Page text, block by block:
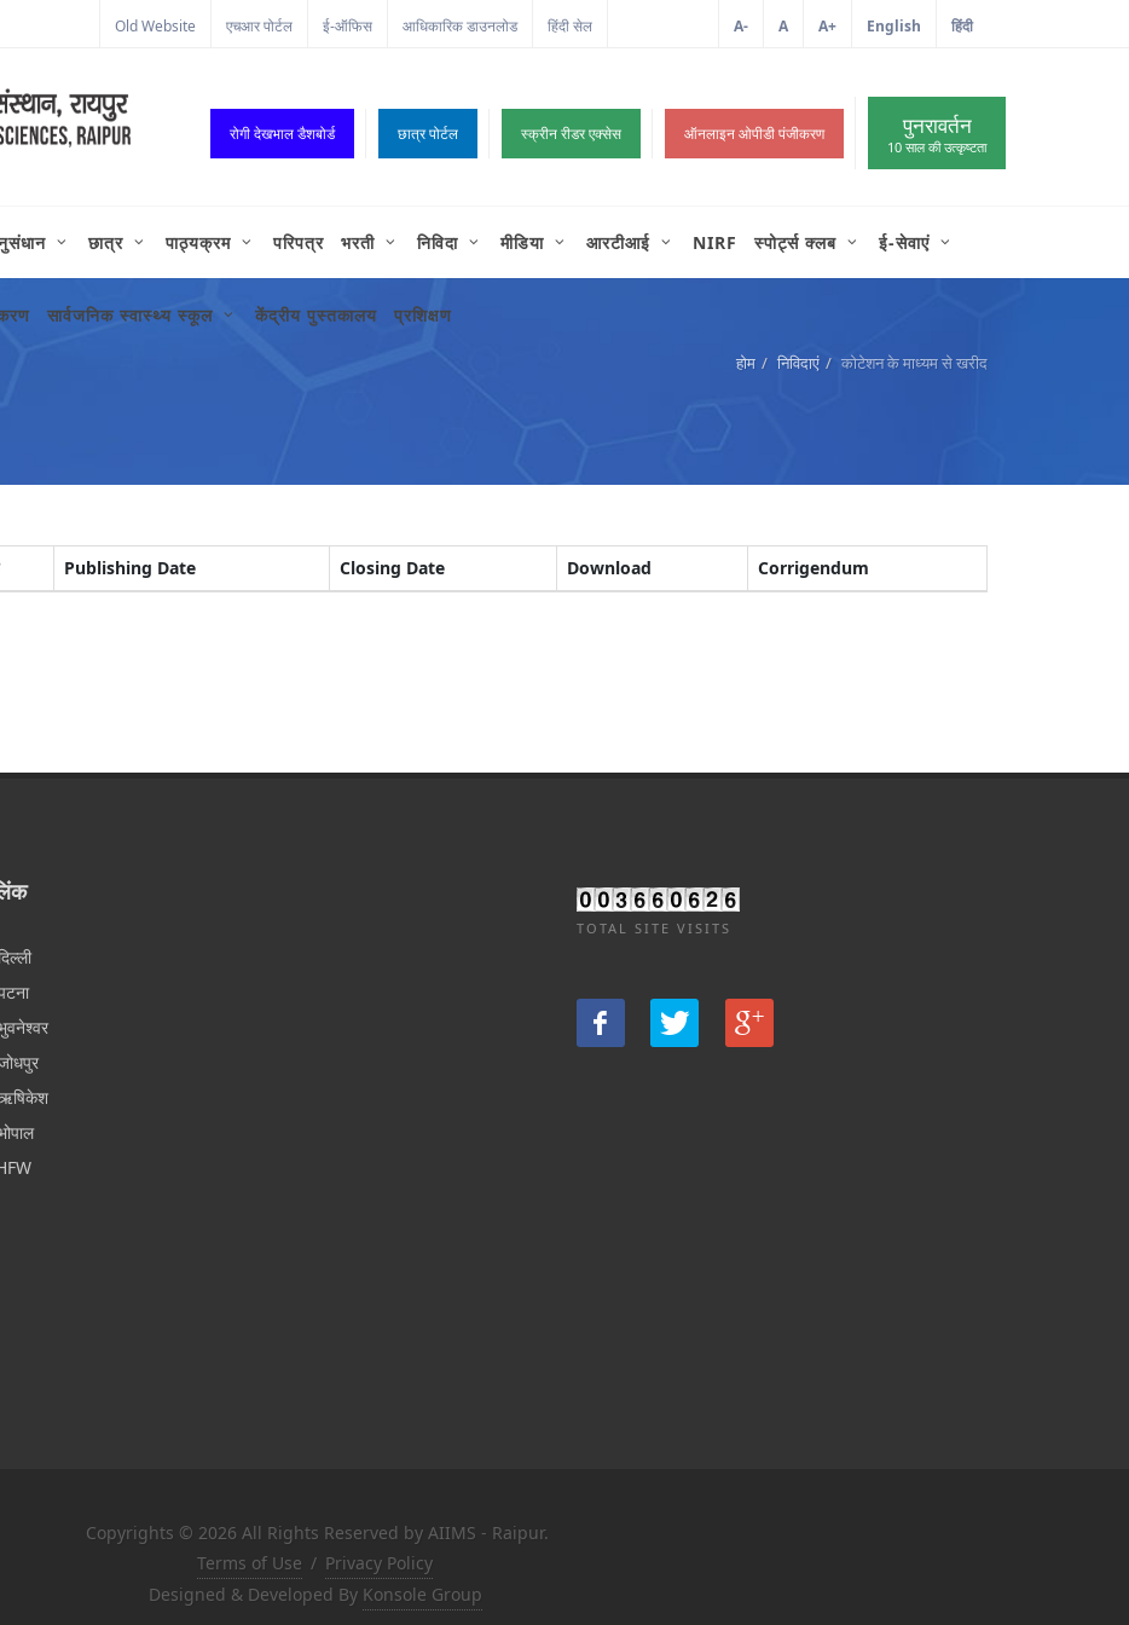
Old Website एचआर पोर्टल ई-ऑफिस आधिकारिक डाउनलोड हिंदी सेल A- A A+ English हिंदी
रोगी देखभाल डैशबोर्ड छात्र पोर्टल स्क्रीन रीडर एक्सेस ऑनलाइन ओपीडी पंजीकरण पुनरावर्तन
10 साल की उत्कृष्टता
छात्र पाठ्यक्रम परिपत्र भरती निविदा मीडिया आरटीआई NIRF स्पोर्ट्स क्लब ई-सेवाएं
सार्वजनिक स्वास्थ्य स्कूल केंद्रीय पुस्तकालय प्रशिक्षण
होम निविदाएं कोटेशन के माध्यम से खरीद
Publishing Date Closing Date Download Corrigendum
TOTAL SITE VISITS
Copyrights © 2026 All Rights Reserved by AIIMS - Raipur.
Terms of Use / Privacy Policy
Designed & Developed By Konsole Group